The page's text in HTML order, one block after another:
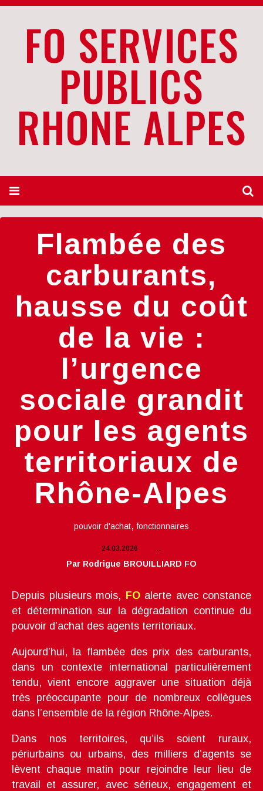
FO SERVICES
PUBLICS
RHONE ALPES
Flambée des
carburants,
hausse du coût
de la vie :
l’urgence
sociale grandit
pour les agents
territoriaux de
Rhône-Alpes
pouvoir d'achat,fonctionnaires
24.03.2026 …
Par Rodrigue BROUILLIARD FO
Depuis plusieurs mois, FOalerte avec constance
et détermination sur la dégradation continue du
pouvoir d’achat des agents territoriaux.
Aujourd’hui, la flambée des prix des carburants,
dans un contexte international particulièrement
tendu, vient encore aggraver une situation déjà
très préoccupante pour de nombreux collègues
dans l’ensemble de la région Rhône-Alpes.
Dans nos territoires, qu’ils soient ruraux,
périurbains ou urbains, des milliers d’agents se
lèvent chaque matin pour rejoindre leur lieu de
travail et assurer, avec sérieux, engagement et